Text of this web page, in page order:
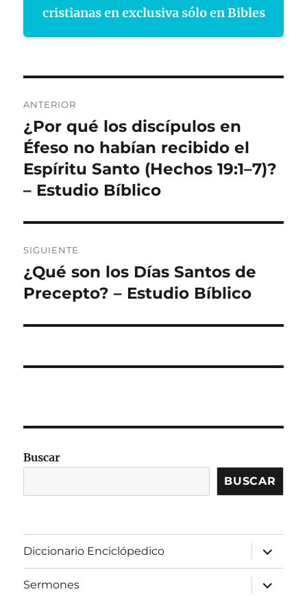
cristianas en exclusiva sólo en Bibles
de
entradas
ANTERIOR
Entrada
anterior:
¿Por qué los discípulos en
Éfeso no habían recibido el
Espíritu Santo (Hechos 19:1–7)?
– Estudio Bíblico
SIGUIENTE
Entrada
siguiente:
¿Qué son los Días Santos de
Precepto? – Estudio Bíblico
Buscar
BUSCAR
Diccionario Enciclópedico
expandir
el
menú
inferior
Sermones
expandir
el